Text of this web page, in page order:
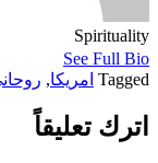
Spirituality
See Full Bio
Tagged امريكا,
اترك تعليقاً